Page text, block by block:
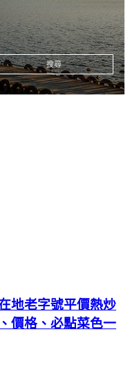
地老字號平價熱炒
價格、必點菜色一